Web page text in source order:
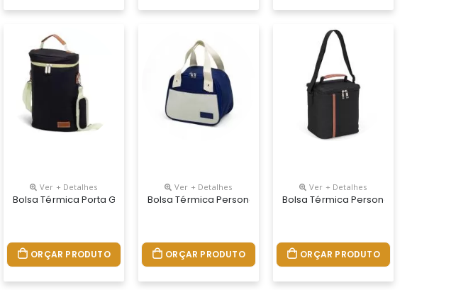
Ver + Detalhes
Bolsa Térmica Porta Garrafa Personalizada
ORÇAR PRODUTO
Ver + Detalhes
Bolsa Térmica Personalizada
ORÇAR PRODUTO
Ver + Detalhes
Bolsa Térmica Personalizada
ORÇAR PRODUTO